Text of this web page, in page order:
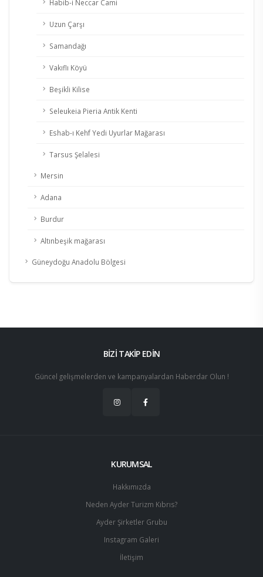
Habib-i Neccar Cami
Uzun Çarşı
Samandağı
Vakıflı Köyü
Beşikli Kilise
Seleukeia Pieria Antik Kenti
Eshab-ı Kehf Yedi Uyurlar Mağarası
Tarsus Şelalesi
Mersin
Adana
Burdur
Altınbeşik mağarası
Güneydoğu Anadolu Bölgesi
BİZİ TAKİP EDİN
Güncel gelişmelerden ve kampanyalardan Haberdar Olun !
KURUMSAL
Hakkımızda
Neden Ayder Turizm Kıbrıs?
Ayder Şirketler Grubu
Instagram Galeri
İletişim